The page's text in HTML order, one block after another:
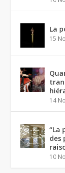
La
15
14
“La
des
10